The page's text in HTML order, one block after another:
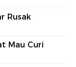
Rusak
Mau Curi